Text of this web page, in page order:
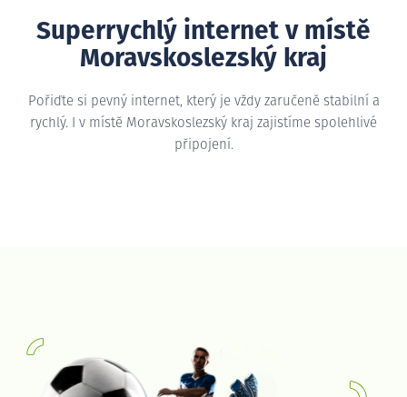
Superrychlý internet v místě
Moravskoslezský kraj
Pořiďte si pevný internet, který je vždy zaručeně stabilní a
rychlý. I v místě Moravskoslezský kraj zajistíme spolehlivé
připojení.